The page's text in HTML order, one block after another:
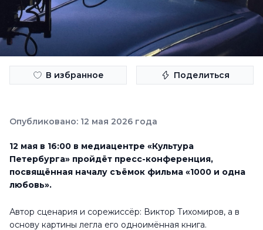
В избранное Поделиться
Опубликовано: 12 мая 2026 года
12 мая в 16:00 в медиацентре «Культура
Петербурга» пройдёт пресс-конференция,
посвящённая началу съёмок фильма «1000 и одна
любовь».
Автор сценария и сорежиссёр: Виктор Тихомиров, а в
основу картины легла его одноимённая книга.